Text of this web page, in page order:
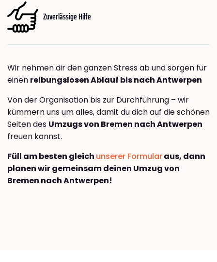
Zuverlässige Hilfe
Wir nehmen dir den ganzen Stress ab und sorgen für
einen reibungslosen Ablauf bis nach Antwerpen
Von der Organisation bis zur Durchführung – wir
kümmern uns um alles, damit du dich auf die schönen
Seiten des Umzugs von Bremen nach Antwerpen
freuen kannst.
Füll am besten gleich unserer Formularaus, dann
planen wir gemeinsam deinen Umzug von
Bremen nach Antwerpen!